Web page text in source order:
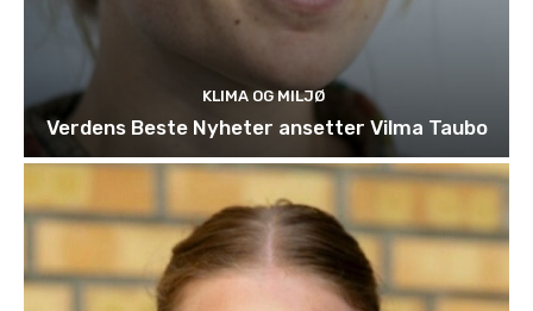
KLIMA OG MILJØ
Verdens Beste Nyheter ansetter Vilma Taubo